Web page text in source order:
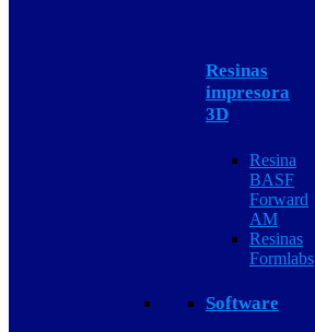
Resinas
impresora
3D
Resina
BASF
Forward
AM
Resinas
Formlabs
Software